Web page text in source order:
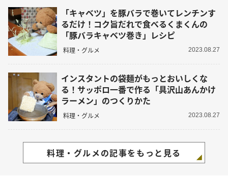
「キャベツ」を豚バラで巻いてレンチンす
るだけ！コク旨だれで食べるくまくんの
「豚バラキャベツ巻き」レシピ
料理・グルメ 2023.08.27
インスタントの袋麺がもっとおいしくな
る！サッポロ一番で作る「具沢山あんかけ
ラーメン」のつくりかた
料理・グルメ 2023.08.27
料理・グルメの記事をもっと見る